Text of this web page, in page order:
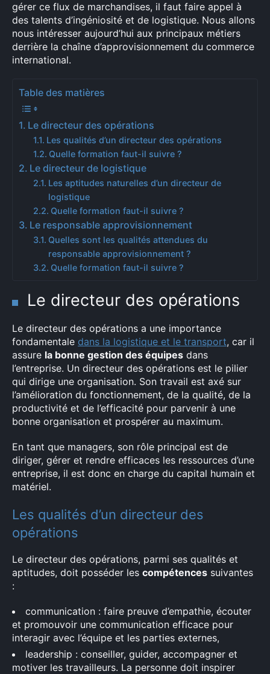
gérer ce flux de marchandises, il faut faire appel à
des talents d’ingéniosité et de logistique. Nous allons
nous intéresser aujourd’hui aux principaux métiers
derrière la chaîne d’approvisionnement du commerce
international.
Table des matières
Le directeur des opérations
Les qualités d’un directeur des opérations
Quelle formation faut-il suivre ?
Le directeur de logistique
Les aptitudes naturelles d’un directeur de
logistique
Quelle formation faut-il suivre ?
Le responsable approvisionnement
Quelles sont les qualités attendues du
responsable approvisionnement ?
Quelle formation faut-il suivre ?
Le directeur des opérations
Le directeur des opérations a une importance
fondamentale dans la logistique et le transport, car il
assure la bonne gestion des équipes dans
l’entreprise. Un directeur des opérations est le pilier
qui dirige une organisation. Son travail est axé sur
l’amélioration du fonctionnement, de la qualité, de la
productivité et de l’efficacité pour parvenir à une
bonne organisation et prospérer au maximum.
En tant que managers, son rôle principal est de
diriger, gérer et rendre efficaces les ressources d’une
entreprise, il est donc en charge du capital humain et
matériel.
Les qualités d’un directeur des
opérations
Le directeur des opérations, parmi ses qualités et
aptitudes, doit posséder les compétences suivantes
:
communication : faire preuve d’empathie, écouter
et promouvoir une communication efficace pour
interagir avec l’équipe et les parties externes,
leadership : conseiller, guider, accompagner et
motiver les travailleurs. La personne doit inspirer